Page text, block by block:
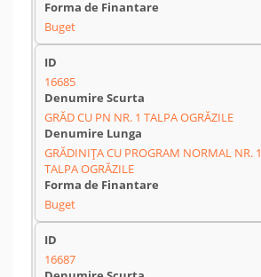
Buget
16685
GRĂD CU PN NR. 1 TALPA OGRĂZILE
GRĂDINIȚA CU PROGRAM NORMAL NR. 1
TALPA OGRĂZILE
Buget
16687